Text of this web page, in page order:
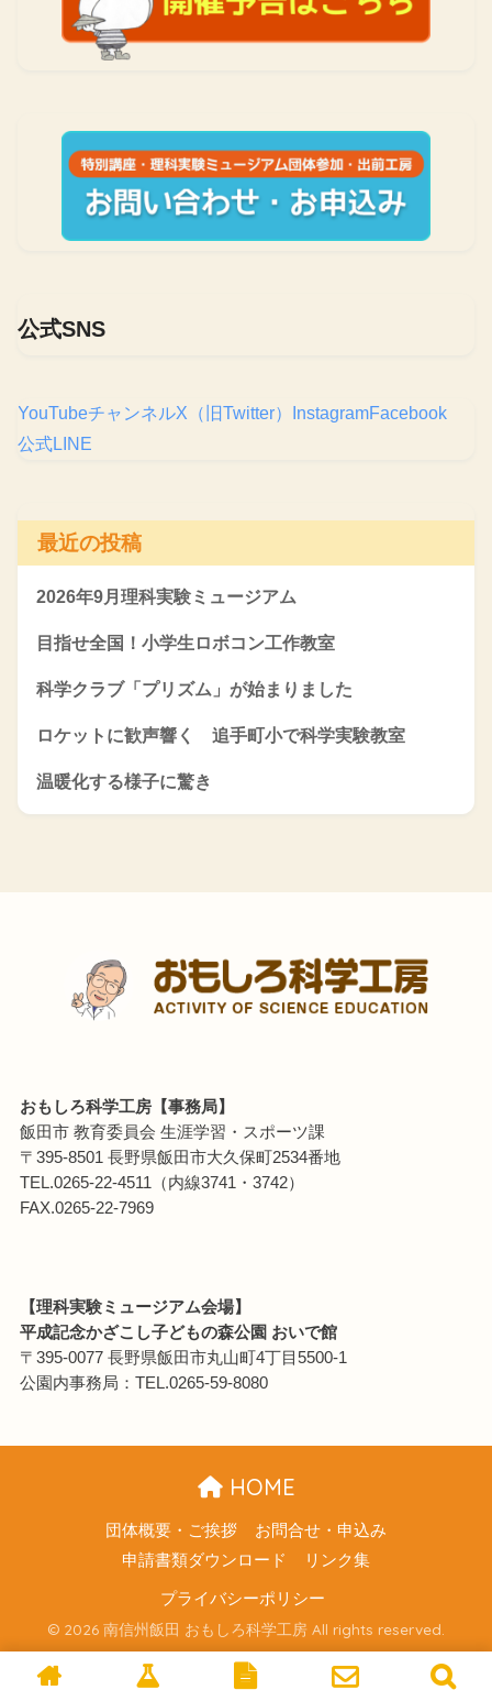
公式SNS
YouTubeチャンネルX（旧Twitter） InstagramFacebook
公式LINE
最近の投稿
2026年9月理科実験ミュージアム
目指せ全国！小学生ロボコン工作教室
科学クラブ「プリズム」が始まりました
ロケットに歓声響く 追手町小で科学実験教室
温暖化する様子に驚き
おもしろ科学工房【事務局】
飯田市 教育委員会 生涯学習・スポーツ課
〒395-8501 長野県飯田市大久保町2534番地
TEL.0265-22-4511（内線3741・3742）
FAX.0265-22-7969
【理科実験ミュージアム会場】
平成記念かざこし子どもの森公園 おいで館
〒395-0077 長野県飯田市丸山町4丁目5500-1
公園内事務局：TEL.0265-59-8080
HOME
団体概要・ご挨拶
お問合せ・申込み
申請書類ダウンロード
リンク集
プライバシーポリシー
© 2026 南信州飯田 おもしろ科学工房 All rights reserved.